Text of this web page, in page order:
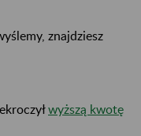
znajdziesz
wyższą kwotę